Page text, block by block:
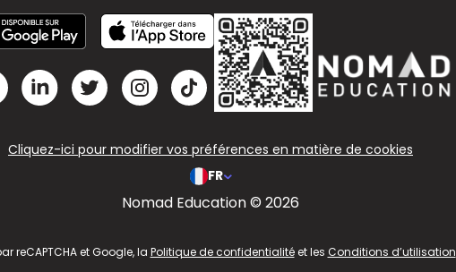
Cliquez-ici pour modifier vos préférences en matière de cookies
FR
Nomad Education © 2026
reCAPTCHA et Google, la Politique de confidentialitéet les Conditions d’utilisation